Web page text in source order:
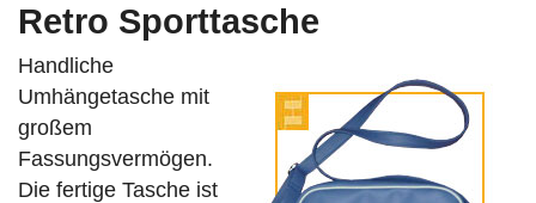
Retro Sporttasche
Handliche
Umhängetasche mit
großem
Fassungsvermögen.
Die fertige Tasche ist